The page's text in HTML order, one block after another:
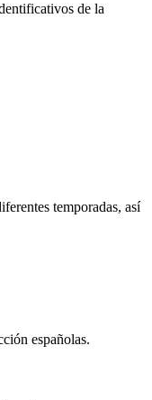
de la
temporadas, así
españolas.